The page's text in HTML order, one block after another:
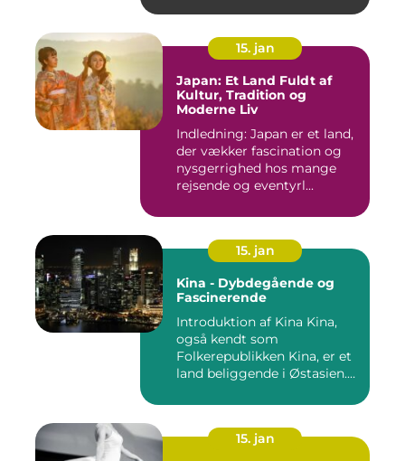
15. jan
Japan: Et Land Fuldt af
Kultur, Tradition og
Moderne Liv
Indledning: Japan er et land,
der vækker fascination og
nysgerrighed hos mange
rejsende og eventyrl...
15. jan
Kina - Dybdegående og
Fascinerende
Introduktion af Kina Kina,
også kendt som
Folkerepublikken Kina, er et
land beliggende i Østasien.
15. jan